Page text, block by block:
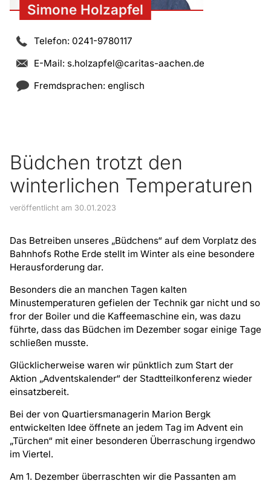
Büdchen trotzt den
winterlichen Temperaturen
veröffentlicht am 30.01.2023
Das Betreiben unseres „Büdchens“ auf dem Vorplatz des
Bahnhofs Rothe Erde stellt im Winter als eine besondere
Herausforderung dar.
Besonders die an manchen Tagen kalten
Minustemperaturen gefielen der Technik gar nicht und so
fror der Boiler und die Kaffeemaschine ein, was dazu
führte, dass das Büdchen im Dezember sogar einige Tage
schließen musste.
Glücklicherweise waren wir pünktlich zum Start der
Aktion „Adventskalender“ der Stadtteilkonferenz wieder
einsatzbereit.
Bei der von Quartiersmanagerin Marion Bergk
entwickelten Idee öffnete an jedem Tag im Advent ein
„Türchen“ mit einer besonderen Überraschung irgendwo
im Viertel.
Am 1. Dezember überraschten wir die Passanten am
Simone Holzapfel
Telefon: 0241-9780117
E-Mail: s.holzapfel@caritas-aachen.de
Fremdsprachen: englisch